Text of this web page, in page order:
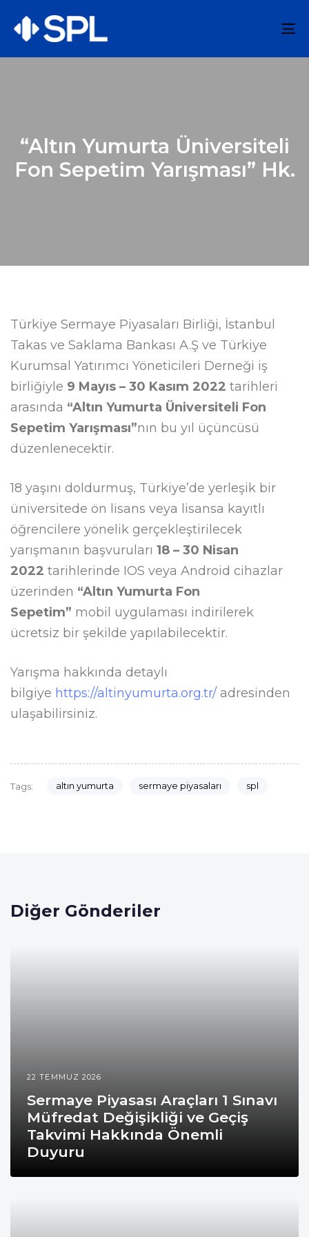
“Altın Yumurta Üniversiteli
Fon Sepetim Yarışması” Hk.
Türkiye Sermaye Piyasaları Birliği, İstanbul
Takas ve Saklama Bankası A.Ş ve Türkiye
Kurumsal Yatırımcı Yöneticileri Derneği iş
birliğiyle 9 Mayıs – 30 Kasım 2022 tarihleri
arasında “Altın Yumurta Üniversiteli Fon
Sepetim Yarışması”nın bu yıl üçüncüsü
düzenlenecektir.
18 yaşını doldurmuş, Türkiye’de yerleşik bir
üniversitede ön lisans veya lisansa kayıtlı
öğrencilere yönelik gerçekleştirilecek
yarışmanın başvuruları 18 – 30 Nisan
2022 tarihlerinde IOS veya Android cihazlar
üzerinden “Altın Yumurta Fon
Sepetim” mobil uygulaması indirilerek
ücretsiz bir şekilde yapılabilecektir.
Yarışma hakkında detaylı
bilgiye https://altinyumurta.org.tr/ adresinden
ulaşabilirsiniz.
Tags: altın yumurta sermaye piyasaları spl
Diğer Gönderiler
22 TEMMUZ 2026
Sermaye Piyasası Araçları 1 Sınavı
Müfredat Değişikliği ve Geçiş
Takvimi Hakkında Önemli
Duyuru